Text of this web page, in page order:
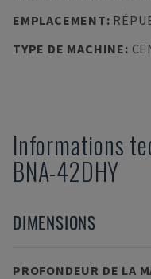
EMPLACEMENT:
TYPE DE MACHINE:
Informations
BNA-42DHY
DIMENSIONS
PROFONDEUR DE LA